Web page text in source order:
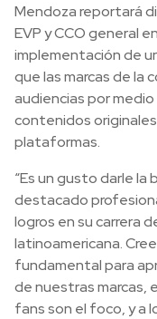
Mendoza reportará
EVP y CCO general
implementación de
que las marcas de la
audiencias por
contenidos
plataformas.
“Es un gusto darle la
destacado
logros en su carrera
latinoamericana.
fundamental para
de nuestras marcas,
fans son el foco, y a